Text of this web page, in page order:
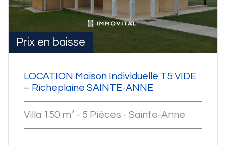
Prix en baisse
LOCATION Maison Individuelle T5 VIDE
– Richeplaine SAINTE-ANNE
Villa 150 m² - 5 Pièces - Sainte-Anne